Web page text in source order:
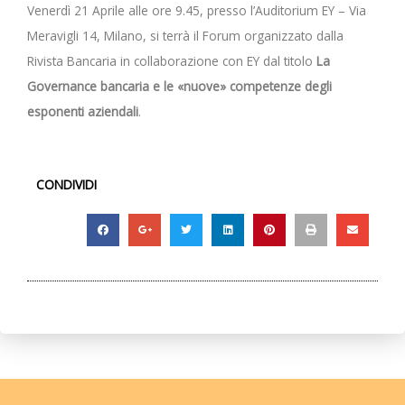
Venerdì 21 Aprile alle ore 9.45, presso l’Auditorium EY – Via
Meravigli 14, Milano, si terrà il Forum organizzato dalla
Rivista Bancaria in collaborazione con EY dal titolo La
Governance bancaria e le «nuove» competenze degli
esponenti aziendali.
CONDIVIDI